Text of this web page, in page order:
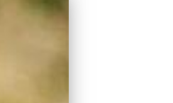
UN/DES PAYS